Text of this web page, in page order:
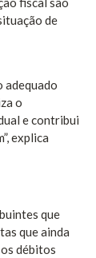
de
adequado
o
e contribui
explica
que
que ainda
débitos